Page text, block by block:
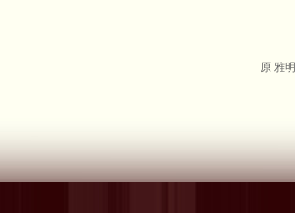
原 雅明